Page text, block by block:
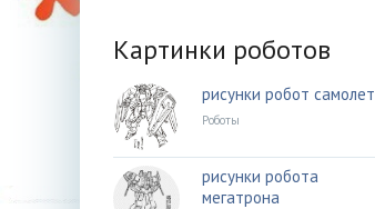
Картинки роботов
рисунки робот самолет
Роботы
рисунки робота
мегатрона